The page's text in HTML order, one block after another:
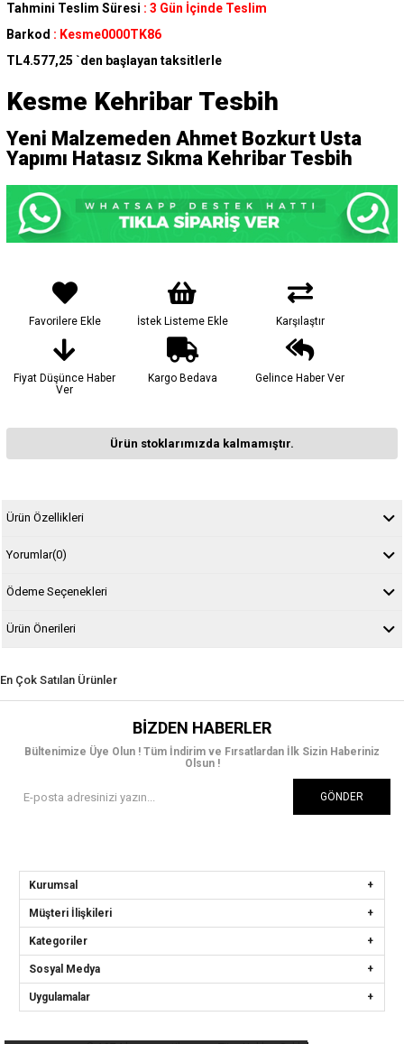
Tahmini Teslim Süresi : 3 Gün İçinde Teslim
Barkod : Kesme0000TK86
TL4.577,25 `den başlayan taksitlerle
Kesme Kehribar Tesbih
Yeni Malzemeden Ahmet Bozkurt Usta
Yapımı Hatasız Sıkma Kehribar Tesbih
Favorilere Ekle İstek Listeme Ekle Karşılaştır
Fiyat Düşünce Haber
Ver
Kargo Bedava Gelince Haber Ver
Ürün stoklarımızda kalmamıştır.
Ürün Özellikleri
Yorumlar(0)
Ödeme Seçenekleri
Ürün Önerileri
En Çok Satılan Ürünler
BIZDEN HABERLER
Bültenimize Üye Olun ! Tüm İndirim ve Fırsatlardan İlk Sizin Haberiniz
Olsun !
GÖNDER
Kurumsal
Müşteri İlişkileri
Kategoriler
Sosyal Medya
Uygulamalar